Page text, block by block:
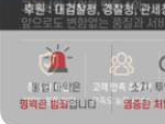
요
니
파
워
제 [2026구